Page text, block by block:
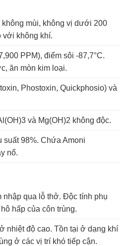
không mùi, không vị dưới 200
với không khí.
PPM), điểm sôi -87,7°C.
ăn mòn kim loại.
Phostoxin, Quickphosio) và
và Mg(OH)2 không độc.
suất 98%. Chứa Amoni
nổ.
nhập qua lỗ thở. Độc tính phụ
hấp của côn trùng.
nhiệt độ cao. Tồn tại ở dạng khí
ở các vị trí khó tiếp cận.